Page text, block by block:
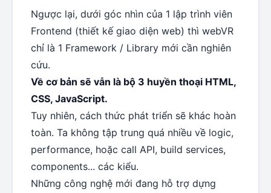
Ngược lại, dưới góc nhìn của 1 lập trình viên
Frontend (thiết kế giao diện web) thì webVR
chỉ là 1 Framework / Library mới cần nghiên
cứu.
Về cơ bản sẽ vẫn là bộ 3 huyền thoại HTML,
CSS, JavaScript.
Tuy nhiên, cách thức phát triển sẽ khác hoàn
toàn. Ta không tập trung quá nhiều về logic,
performance, hoặc call API, build services,
components... các kiểu.
Những công nghệ mới đang hỗ trợ dựng